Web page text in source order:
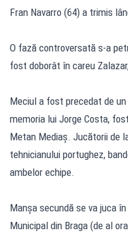
Fran Navarro (64) a trimis
O fază controversată s-a
fost doborât în careu
Meciul a fost precedat de
memoria lui Jorge Costa,
Metan Mediaș. Jucătorii de
tehnicianului portughez,
ambelor echipe.
Manșa secundă se va juca
Municipal din Braga (de al